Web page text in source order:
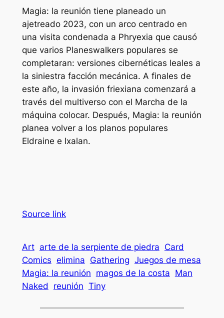
Magia: la reunión tiene planeado un
ajetreado 2023, con un arco centrado en
una visita condenada a Phryexia que causó
que varios Planeswalkers populares se
completaran: versiones cibernéticas leales a
la siniestra facción mecánica. A finales de
este año, la invasión friexiana comenzará a
través del multiverso con el Marcha de la
máquina colocar. Después, Magia: la reunión
planea volver a los planos populares
Eldraine e Ixalan.
Source link
Art arte de la serpiente de piedra Card
Comics elimina Gathering Juegos de mesa
Magia: la reunión magos de la costa Man
Naked
reunión Tiny